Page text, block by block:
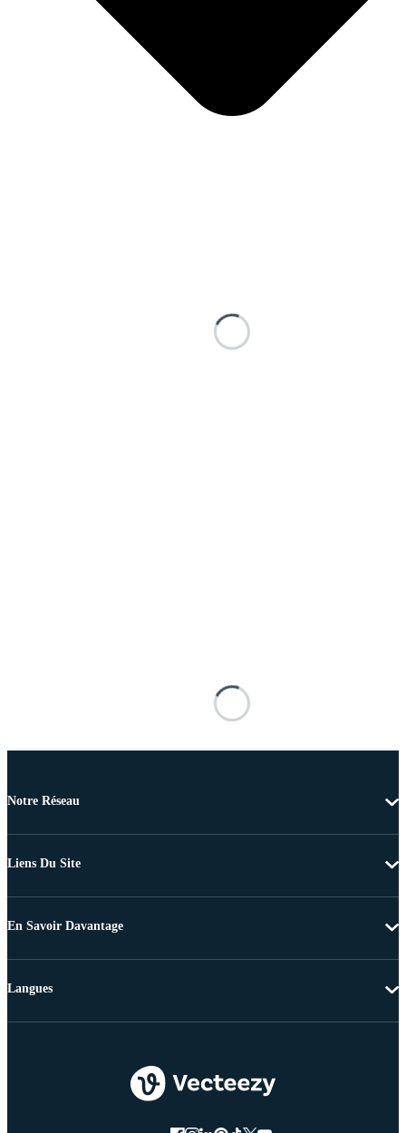
Notre Réseau
Liens Du Site
En Savoir Davantage
Langues